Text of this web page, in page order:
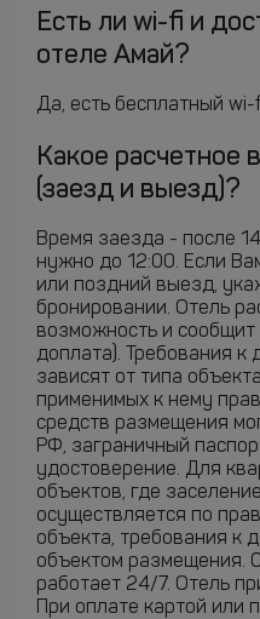
Есть ли wi-fi и
отеле Амай?
Да, есть бесплатный wi-
Какое расчетное
(заезд и выезд)?
Время заезда - после
нужно до 12:00. Если
или поздний выезд,
бронировании. Отель
возможность и
доплата). Требования к
зависят от типа
применимых к нему
средств размещения
РФ, заграничный
удостоверение. Для
объектов, где
осуществляется по
объекта, требования к
объектом размещения.
работает 24/7. Отель
При оплате картой или